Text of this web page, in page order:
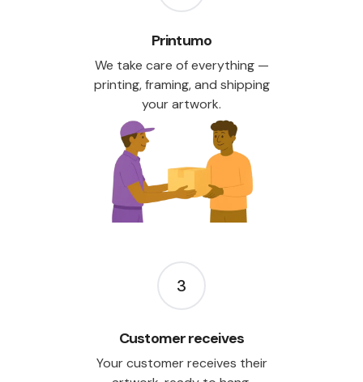
Printumo
We take care of everything —
printing, framing, and shipping
your artwork.
3
Customer receives
Your customer receives their